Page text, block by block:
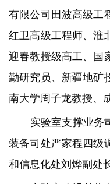
有限公司田波高级工
红卫高级工程师、淮
迎春教授级高工、国
勤研究员、新疆地矿
南大学周子龙教授、
实验室支撑业务
装备司处严家程四级
和信息化处刘烨副处